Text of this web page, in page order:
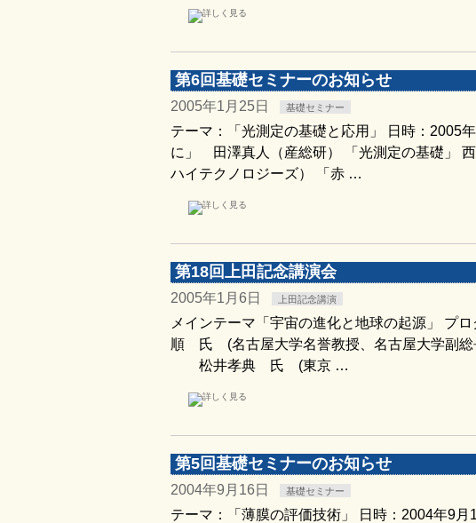
第6回基礎セミナーのお知らせ
2005年1月25日 基礎セミナー
テーマ：「光測定の基礎と応用」 日時：2005
に」 田澤真人（産総研） 「光測定の基礎」
ハイテクノロジーズ） 「赤 …
第18回上田記念講演会
2005年1月6日 上田記念講演
メインテーマ「宇宙の進化と地球の起源」
順 氏 (名古屋大学名誉教授、名古屋大学副総
松井孝典 氏 (東京 …
第5回基礎セミナーのお知らせ
2004年9月16日 基礎セミナー
テーマ：「薄膜の評価技術」 日時：2004年9